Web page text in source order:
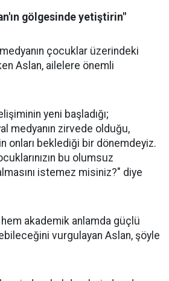
gölgesinde yetiştirin"
çocuklar üzerindeki
Aslan, ailelere önemli
yeni başladığı;
medyanın zirvede olduğu,
onları beklediği bir dönemdeyiz.
bu olumsuz
istemez misiniz?" diye
akademik anlamda güçlü
vurgulayan Aslan, şöyle